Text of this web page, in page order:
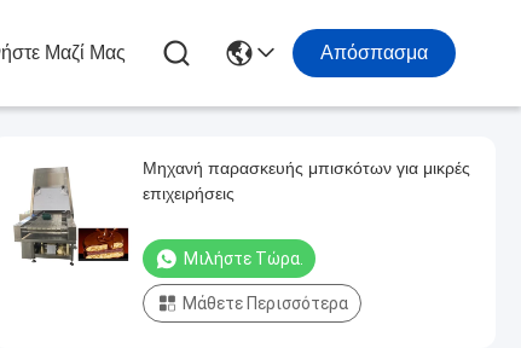
Μαζί Μας Απόσπασμα
Μηχανή παρασκευής μπισκότων για μικρές
επιχειρήσεις
Μιλήστε Τώρα.
Μάθετε Περισσότερα